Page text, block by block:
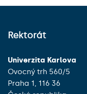
Rektorát
Univerzita Karlova
Ovocný trh 560/5
Praha 1, 116 36